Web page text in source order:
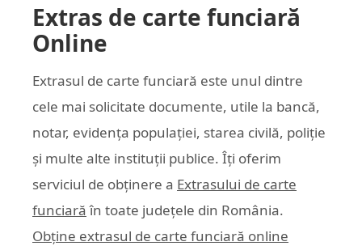
Extras de carte funciară
Online
Extrasul de carte funciară este unul dintre
cele mai solicitate documente, utile la bancă,
notar, evidența populației, starea civilă, poliție
și multe alte instituții publice. Îți oferim
serviciul de obținere a Extrasului de carte
funciară în toate județele din România.
Obține extrasul de carte funciară online